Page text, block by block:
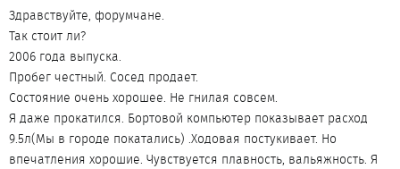
Здравствуйте, форумчане.
Так стоит ли?
2006 года выпуска.
Пробег честный. Сосед продает.
Состояние очень хорошее. Не гнилая совсем.
Я даже прокатился. Бортовой компьютер показывает расход
9.5л(Мы в городе покатались) .Ходовая постукивает. Но
впечатления хорошие. Чувствуется плавность, вальяжность. Я